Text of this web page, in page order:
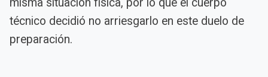
técnico decidió no arriesgarlo en este duelo de
preparación.